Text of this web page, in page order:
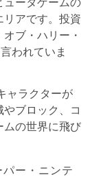
アです。投資
ブ・ハリー・
われていま
ャラクターが
ブロック、コ
の世界に飛び
ー・ニンテ